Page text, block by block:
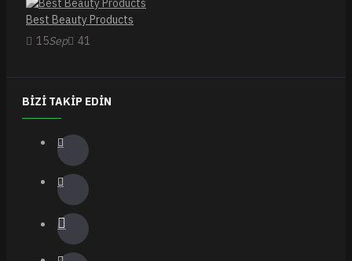
Best Beauty Products
15Sep 41
BIZI TAKIP EDIN